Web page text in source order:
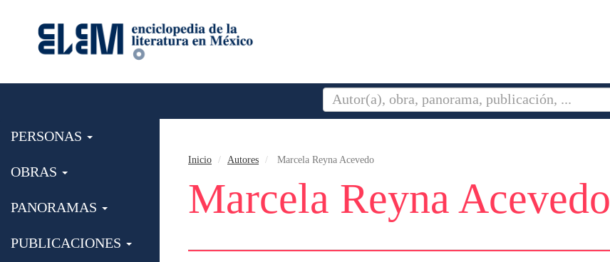
PERSONAS
OBRAS
PANORAMAS
PUBLICACIONES
Inicio Autores Marcela Reyna Acevedo
Marcela Reyna Acevedo